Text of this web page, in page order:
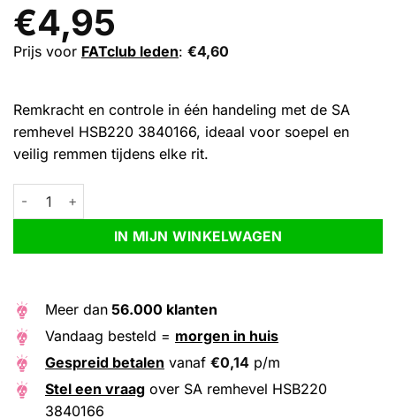
€4,95
Prijs voor FATclub leden: €4,60
Remkracht en controle in één handeling met de SA
remhevel HSB220 3840166, ideaal voor soepel en
veilig remmen tijdens elke rit.
SA remhevel HSB220 3840166 aantal
IN MIJN WINKELWAGEN
Alternative:
Meer dan 56.000 klanten
Vandaag besteld = morgen in huis
Gespreid betalen vanaf €0,14 p/m
Stel een vraag over SA remhevel HSB220
3840166